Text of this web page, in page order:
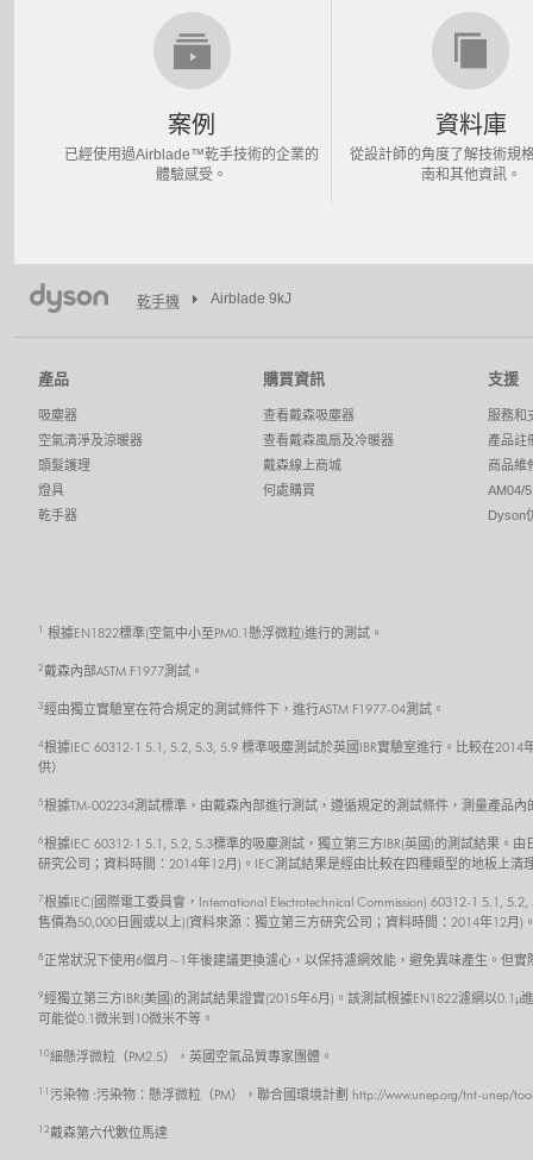
案例
已經使用過Airblade™乾手技術的企業的
體驗感受。
資料庫
從設計師的角度了解技術規
南和其他資訊。
乾手機 Airblade 9kJ
產品
吸塵器
空氣清淨及涼暖器
頭髮護理
燈具
乾手器
購買資訊
查看戴森吸塵器
查看戴森風扇及冷暖器
戴森線上商城
何處購買
支援
服務和
產品註
商品維
AM04/
Dyson
1 根據EN1822標準(空氣中小至PM0.1懸浮微粒)進行的測試。
2戴森內部ASTM F1977測試。
3經由獨立實驗室在符合規定的測試條件下，進行ASTM F1977-04測試。
4根據IEC 60312-1 5.1, 5.2, 5.3, 5.9 標準吸塵測試於英國IBR實驗室進行。比較在
供）
5根據TM-002234測試標準，由戴森內部進行測試，遵循規定的測試條件，測量產品
6根據IEC 60312-1 5.1, 5.2, 5.3標準的吸塵測試，獨立第三方IBR(英國)的測試結果。
研究公司；資料時間：2014年12月)。IEC測試結果是經由比較在四種類型的地板上
7根據IEC(國際電工委員會，International Electrotechnical Commission) 60312-1 5.1,
售價為50,000日圓或以上)(資料來源：獨立第三方研究公司；資料時間：2014年12
8 正常狀況下使用6個月~1年後建議更換濾心，以保持濾網效能，避免異味產生。但
9經獨立第三方IBR(美國)的測試結果證實(2015年6月)。該測試根據EN1822濾網以
可能從0.1微米到10微米不等。
10細懸浮微粒（PM2.5），英國空氣品質專家團體。
11 污染物 :污染物：懸浮微粒（PM），聯合國環境計劃 http://www.unep.org/tnt-unep/
12戴森第六代數位馬達